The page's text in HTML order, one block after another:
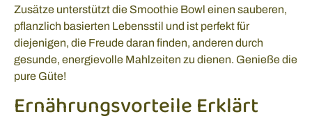
Zusätze unterstützt die Smoothie Bowl einen sauberen,
pflanzlich basierten Lebensstil und ist perfekt für
diejenigen, die Freude daran finden, anderen durch
gesunde, energievolle Mahlzeiten zu dienen. Genieße die
pure Güte!
Ernährungsvorteile Erklärt